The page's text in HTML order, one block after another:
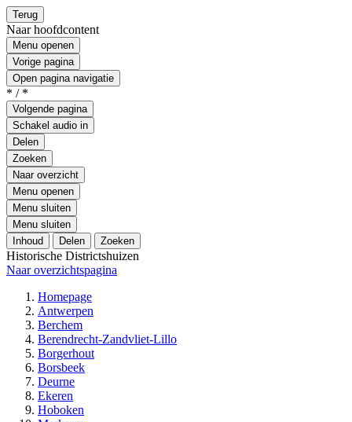
Terug
Naar hoofdcontent
Menu openen
Vorige pagina
Open pagina navigatie
* / *
Volgende pagina
Schakel audio in
Delen
Zoeken
Naar overzicht
Menu openen
Menu sluiten
Menu sluiten
Inhoud
Delen Zoeken
Historische Districtshuizen
Naar overzichtspagina
Homepage
Antwerpen
Berchem
Berendrecht-Zandvliet-Lillo
Borgerhout
Borsbeek
Deurne
Ekeren
Hoboken